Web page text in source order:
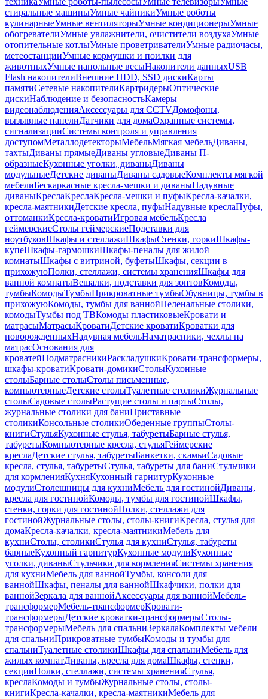
стиральные машиныУмные чайникиУмные роботы
кулинарныеУмные вентиляторыУмные кондиционерыУмные
обогревателиУмные увлажнители, очистители воздухаУмные
отопительные котлыУмные проветривателиУмные радиочасы,
метеостанцииУмные кормушки и поилки для
животныхУмные напольные весыНакопители данныхUSB
Flash накопителиВнешние HDD, SSD дискиКарты
памятиСетевые накопителиКартридерыОптические
дискиНаблюдение и безопасностьКамеры
видеонаблюденияАксессуары для CCTVДомофоны,
вызывные панелиДатчики для домаОхранные системы,
сигнализацииСистемы контроля и управления
доступомМеталлодетекторыМебельМягкая мебельДиваны,
тахтыДиваны прямыеДиваны угловыеДиваны П-
образныеКухонные уголки, диваныДиваны
модульныеДетские диваныДиваны садовыеКомплекты мягкой
мебелиБескаркасные кресла-мешки и диваныНадувные
диваныКреслаКреслаКресла-мешки и пуфыКресла-качалки,
кресла-маятникиДетские кресла, пуфыНадувные креслаПуфы,
оттоманкиКресла-кроватиИгровая мебельКресла
геймерскиеСтолы геймерскиеПодставки для
ноутбуковШкафы и стеллажиШкафыСтенки, горкиШкафы-
купеШкафы-гармошкиШкафы-пеналы для жилой
комнатыШкафы с витриной, буфетыШкафы, секции в
прихожуюПолки, стеллажи, системы храненияШкафы для
ванной комнатыВешалки, подставки для зонтовКомоды,
тумбыКомодыТумбыПрикроватные тумбыОбувницы, тумбы в
прихожуюКомоды, тумбы для ваннойПеленальные столики,
комодыТумбы под ТВКомоды пластиковыеКровати и
матрасыМатрасыКроватиДетские кроватиКроватки для
новорожденныхНадувная мебельНаматрасники, чехлы на
матрасОснования для
кроватейПодматрасникиРаскладушкиКровати-трансформеры,
шкафы-кроватиКровати-домикиСтолыКухонные
столыБарные столыСтолы письменные,
компьютерныеДетские столыТуалетные столикиЖурнальные
столыСадовые столыРастущие столы и партыСтолы,
журнальные столики для баниПриставные
столикиКонсольные столикиОбеденные группыСтолы-
книгиСтульяКухонные стулья, табуретыБарные стулья,
табуретыКомпьютерные кресла, стульяГеймерские
креслаДетские стулья, табуретыБанкетки, скамьиСадовые
кресла, стулья, табуретыСтулья, табуреты для баниСтульчики
для кормленияКухняКухонный гарнитурКухонные
модулиСтолешницы для кухниМебель для гостинойДиваны,
кресла для гостинойКомоды, тумбы для гостинойШкафы,
стенки, горки для гостинойПолки, стеллажи для
гостинойЖурнальные столы, столы-книгиКресла, стулья для
домаКресла-качалки, кресла-маятникиМебель для
кухниСтолы, столикиСтулья для кухниСтулья, табуреты
барныеКухонный гарнитурКухонные модулиКухонные
уголки, диваныСтульчики для кормленияСистемы хранения
для кухниМебель для ваннойТумбы, консоли для
ваннойШкафы, пеналы для ваннойШкафчики, полки для
ваннойЗеркала для ваннойАксессуары для ваннойМебель-
трансформерМебель-трансформерКровати-
трансформерыДетские кроватки-трансформерыСтолы-
трансформерыМебель для спальниЗеркалаКомплекты мебели
для спальниПрикроватные тумбыКомоды и тумбы для
спальниТуалетные столикиШкафы для спальниМебель для
жилых комнатДиваны, кресла для домаШкафы, стенки,
секцииПолки, стеллажи, системы храненияСтулья,
креслаКомоды и тумбыЖурнальные столы, столы-
книгиКресла-качалки, кресла-маятникиМебель для